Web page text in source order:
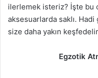
ilerlemek isteriz? İşte bu
aksesuarlarda saklı. Hadi
size daha yakın
Egzotik